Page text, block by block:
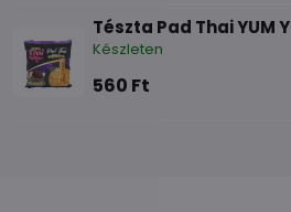
Tészta Pad Thai YUM
Készleten
560 Ft